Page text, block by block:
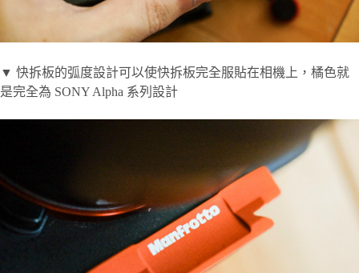
▼ 快拆板的弧度設計可以使快拆板完全服貼在相機上，橘色就
是完全為 SONY Alpha 系列設計